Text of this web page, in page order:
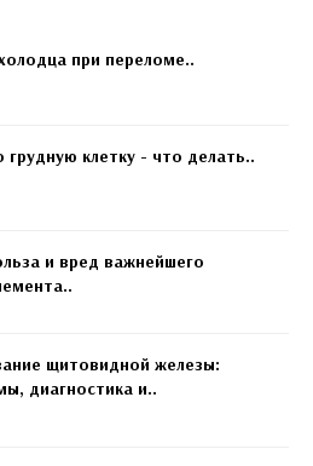
при переломе..
грудную клетку - что делать..
и вред важнейшего
щитовидной железы:
диагностика и..